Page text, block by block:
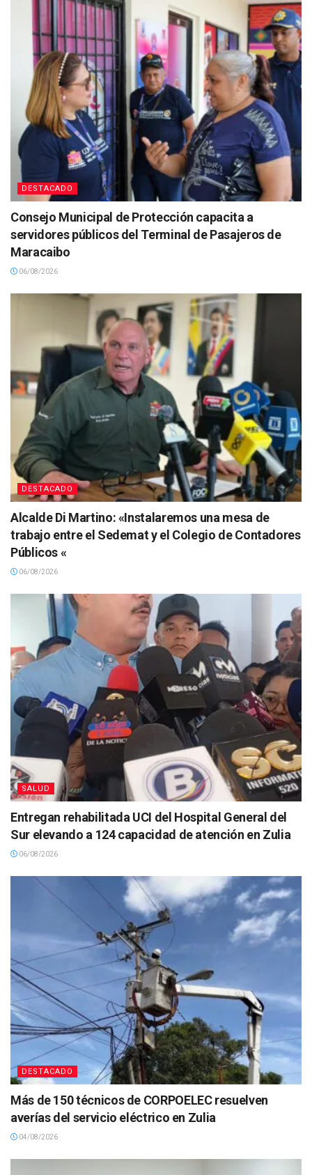
DESTACADO
Consejo Municipal de Protección capacita a
servidores públicos del Terminal de Pasajeros de
Maracaibo
06/08/2026
DESTACADO
Alcalde Di Martino: «Instalaremos una mesa de
trabajo entre el Sedemat y el Colegio de Contadores
Públicos «
06/08/2026
SALUD
Entregan rehabilitada UCI del Hospital General del
Sur elevando a 124 capacidad de atención en Zulia
06/08/2026
DESTACADO
Más de 150 técnicos de CORPOELEC resuelven
averías del servicio eléctrico en Zulia
04/08/2026